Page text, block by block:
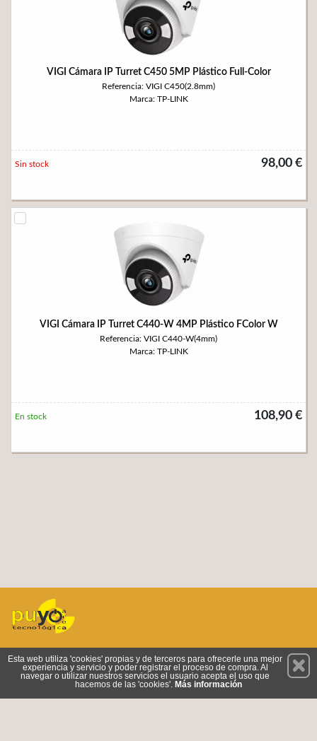
VIGI Cámara IP Turret C450 5MP Plástico Full-Color
Referencia: VIGI C450(2.8mm)
Marca: TP-LINK
98,00 €
Sin stock
VIGI Cámara IP Turret C440-W 4MP Plástico FColor W
Referencia: VIGI C440-W(4mm)
Marca: TP-LINK
108,90 €
En stock
Suscríbete
Esta web utiliza 'cookies' propias y de terceros para ofrecerle una mejor
experiencia y servicio y poder registrar el proceso de compra. Al
navegar o utilizar nuestros servicios el usuario acepta el uso que
hacemos de las 'cookies'. Más información